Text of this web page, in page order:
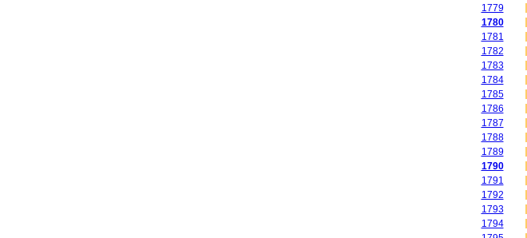
1779
1780
1781
1782
1783
1784
1785
1786
1787
1788
1789
1790
1791
1792
1793
1794